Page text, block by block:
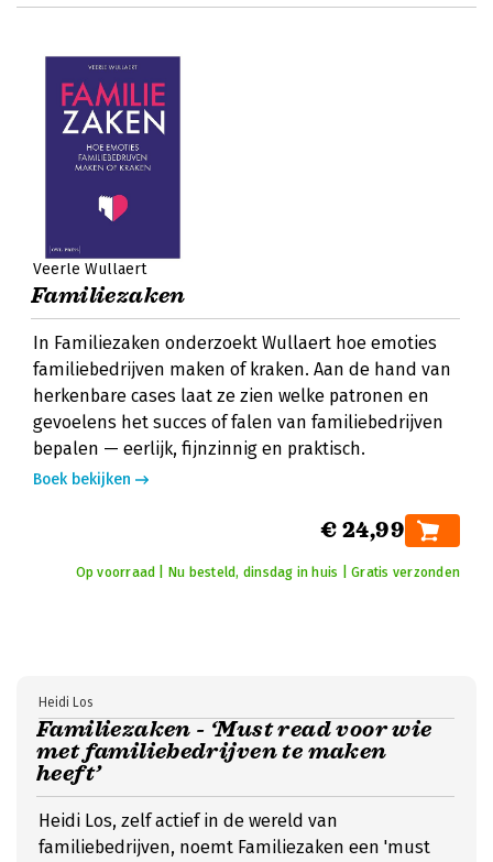
Veerle Wullaert
Familiezaken
In Familiezaken onderzoekt Wullaert hoe emoties
familiebedrijven maken of kraken. Aan de hand van
herkenbare cases laat ze zien welke patronen en
gevoelens het succes of falen van familiebedrijven
bepalen — eerlijk, fijnzinnig en praktisch.
Boek bekijken
€ 24,99
Op voorraad | Nu besteld, dinsdag in huis | Gratis verzonden
Familiezaken - ‘Must read voor wie
met familiebedrijven te maken
heeft’
Heidi Los
Heidi Los, zelf actief in de wereld van
familiebedrijven, noemt Familiezaken een 'must